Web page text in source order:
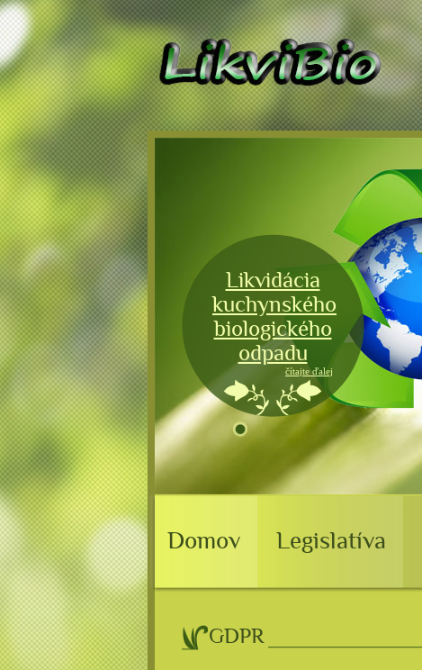
Likvidácia
kuchynského
biologického
odpadu
čítajte ďalej
Domov Legislatíva
GDPR